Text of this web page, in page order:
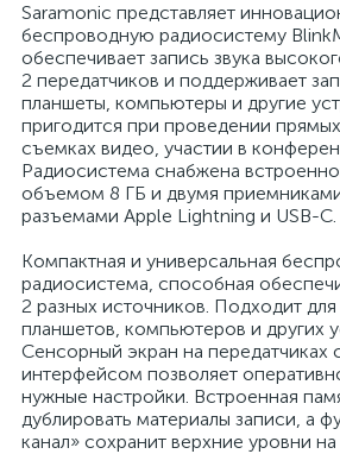
Saramonic представляет
беспроводную радиосистему
обеспечивает запись звука
2 передатчиков и поддерживает
планшеты, компьютеры и другие
пригодится при проведении
съемках видео, участии в
Радиосистема снабжена
объемом 8 ГБ и двумя
разъемами Apple Lightning и USB-C.
Компактная и универсальная
радиосистема, способная
2 разных источников. Подходит
планшетов, компьютеров и других
Сенсорный экран на передатчиках
интерфейсом позволяет
нужные настройки. Встроенная
дублировать материалы записи, а
канал» сохранит верхние уровни на